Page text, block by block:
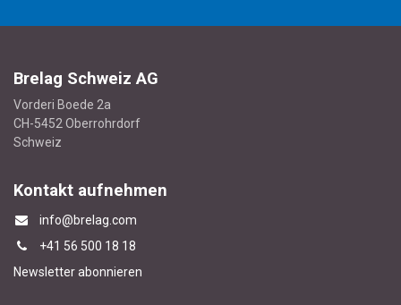
Brelag Schweiz AG
Vorderi Boede 2a
CH-5452 Oberrohrdorf
Schweiz
Kontakt aufnehmen
info@brelag.com
+41 56 500 18 18
Newsletter abonnieren